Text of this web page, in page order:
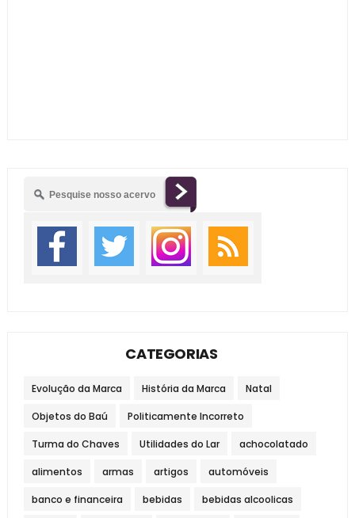
CATEGORIAS
Evolução da Marca História da Marca Natal
Objetos do Baú Politicamente Incorreto
Turma do Chaves Utilidades do Lar achocolatado
alimentos armas artigos automóveis
banco e financeira bebidas bebidas alcoolicas